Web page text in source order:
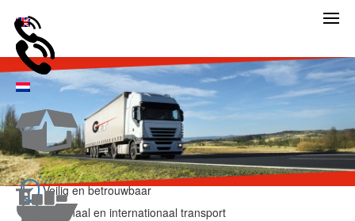
✔ Veilig en betrouwbaar
Nationaal en internationaal transport